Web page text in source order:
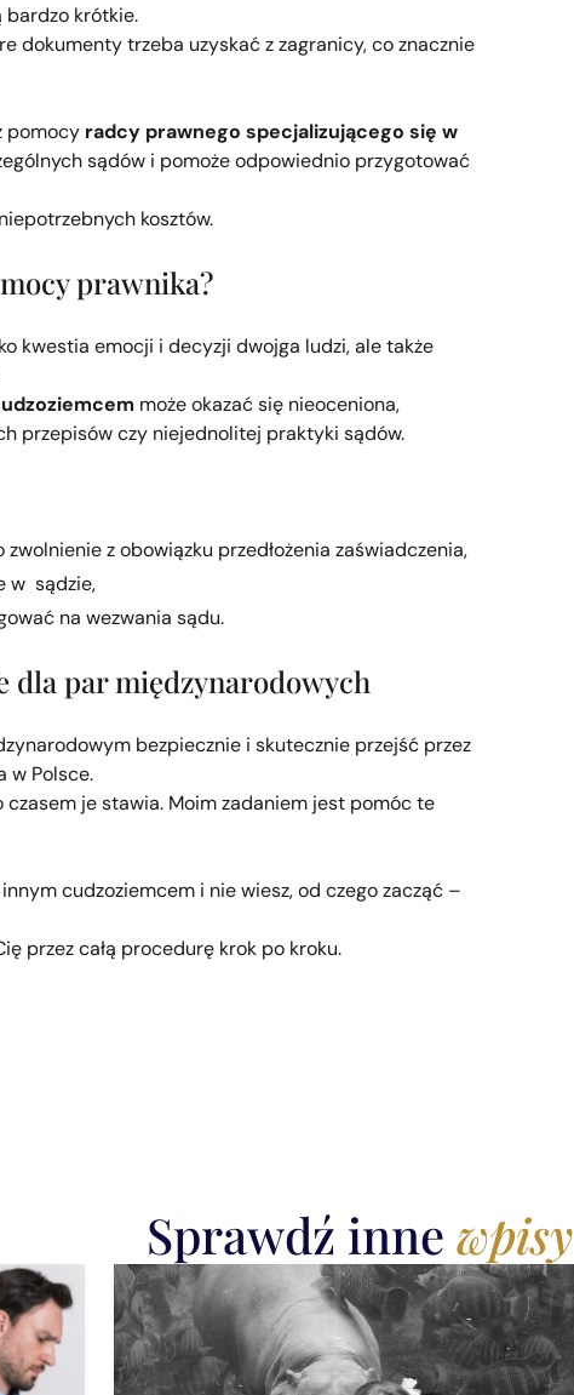
bardzo krótkie.
dokumenty trzeba uzyskać z zagranicy, co znacznie
pomocy radcy prawnego specjalizującego się w
sądów i pomoże odpowiednio przygotować
kosztów.
prawnika?
kwestia emocji i decyzji dwojga ludzi, ale także
może okazać się nieoceniona,
przepisów czy niejednolitej praktyki sądów.
z obowiązku przedłożenia zaświadczenia,
w sądzie,
na wezwania sądu.
dla par międzynarodowych
bezpiecznie i skutecznie przejść przez
w Polsce.
je stawia. Moim zadaniem jest pomóc te
cudzoziemcem i nie wiesz, od czego zacząć –
przez całą procedurę krok po kroku.
Sprawdź inne wpisy